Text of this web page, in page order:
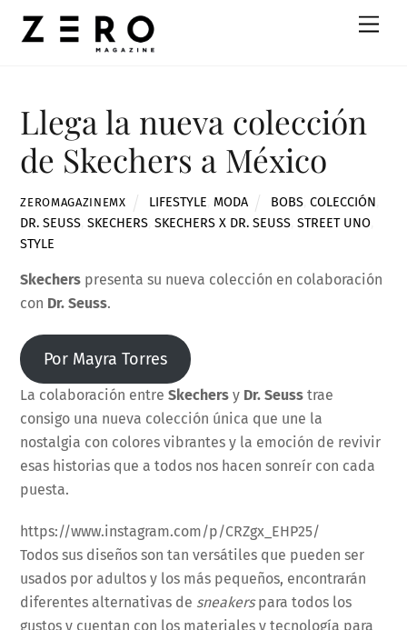
Llega la nueva colección
de Skechers a México
ZEROMAGAZINEMX LIFESTYLE MODA BOBS ,COLECCIÓN
DR. SEUSS ,SKECHERS ,SKECHERS X DR. SEUSS ,STREET UNO
STYLE
Skechers presenta su nueva colección en colaboración
con Dr. Seuss.
Por Mayra Torres
La colaboración entreSkechersy Dr. Seuss trae
consigo una nueva colección única que une la
nostalgia con colores vibrantes y la emoción de revivir
esas historias que a todos nos hacen sonreír con cada
puesta.
https://www.instagram.com/p/CRZgx_EHP25/
Todos sus diseños son tan versátiles que pueden ser
usados por adultos y los más pequeños, encontrarán
diferentes alternativas de sneakerspara todos los
gustos y cuentan con los materiales y tecnología para